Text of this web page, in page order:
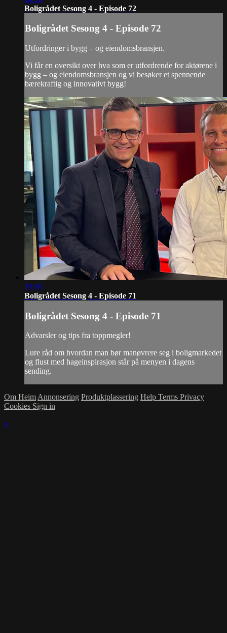
Boligrådet Sesong 4 - Episode 72
Boligrådet Sesong 4 - Episode 72
Utfordringer i bygg – og eiendomsbransjen.
Vi får en oversikt over hva som er utfordrende for aktørene i
bygg – og eiendomsbransjen og vi besøker et spennende
bærekraftig og innovativt bygg!
19:49
Boligrådet Sesong 4 - Episode 71
Boligrådet Sesong 4 - Episode 71
Advarsler og tips fra toppmegler!
Lure råd om hvordan man bør manøvrere seg i boligmarkedet
og flust med hageinspirasjon står på menyen i dagens
sending.
Om Heim Annonsering Produktplassering Help Terms Privacy
Cookies Sign in
×